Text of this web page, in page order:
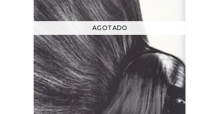
AGOTADO